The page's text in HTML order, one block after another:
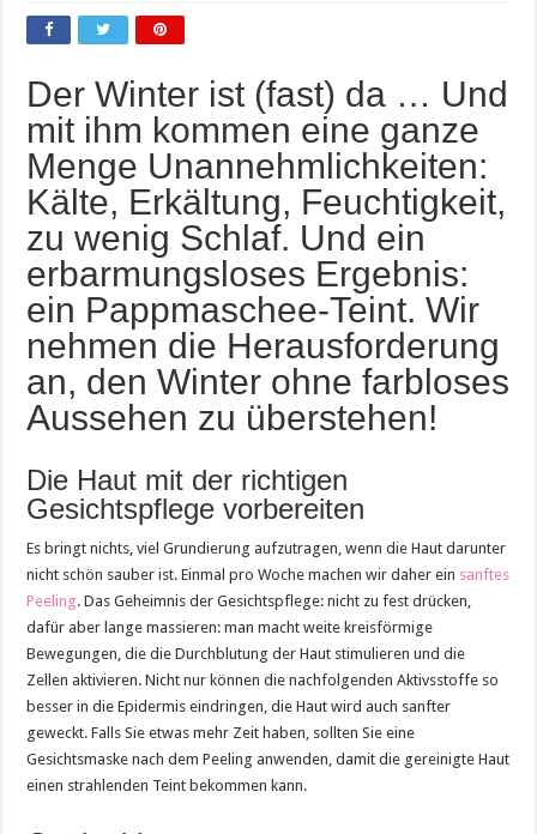
Der Winter ist (fast) da … Und
mit ihm kommen eine ganze
Menge Unannehmlichkeiten:
Kälte, Erkältung, Feuchtigkeit,
zu wenig Schlaf. Und ein
erbarmungsloses Ergebnis:
ein Pappmaschee-Teint. Wir
nehmen die Herausforderung
an, den Winter ohne farbloses
Aussehen zu überstehen!
Die Haut mit der richtigen
Gesichtspflege vorbereiten
Es bringt nichts, viel Grundierung aufzutragen, wenn die Haut darunter
nicht schön sauber ist. Einmal pro Woche machen wir daher ein sanftes
Peeling. Das Geheimnis der Gesichtspflege: nicht zu fest drücken,
dafür aber lange massieren: man macht weite kreisförmige
Bewegungen, die die Durchblutung der Haut stimulieren und die
Zellen aktivieren. Nicht nur können die nachfolgenden Aktivsstoffe so
besser in die Epidermis eindringen, die Haut wird auch sanfter
geweckt. Falls Sie etwas mehr Zeit haben, sollten Sie eine
Gesichtsmaske nach dem Peeling anwenden, damit die gereinigte Haut
einen strahlenden Teint bekommen kann.